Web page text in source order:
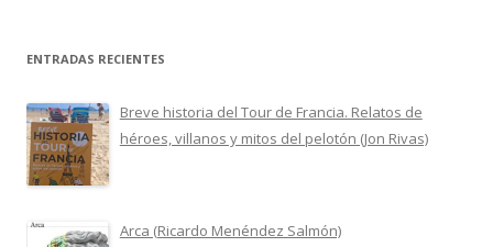
ENTRADAS RECIENTES
Breve historia del Tour de Francia. Relatos de
héroes, villanos y mitos del pelotón (Jon Rivas)
Arca (Ricardo Menéndez Salmón)